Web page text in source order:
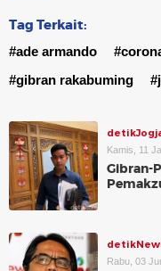
Tag Terkait:
#ade armando
#gibran rakabuming
Kamis, 11
Gibran-
Rabu, 03